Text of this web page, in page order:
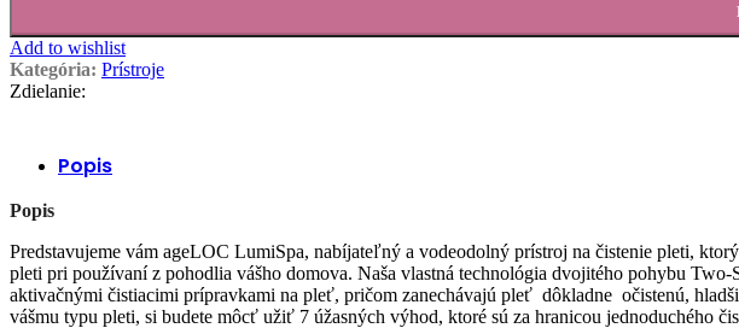
Add to wishlist
Kategória: Prístroje
Zdielanie:
Popis
Popis
Predstavujeme vám ageLOC LumiSpa, nabíjateľný a vodeodolný prístroj na čistenie pleti,
pleti pri používaní z pohodlia vášho domova. Naša vlastná technológia dvojitého pohybu
aktivačnými čistiacimi prípravkami na pleť, pričom zanechávajú pleť dôkladne očistenú,
vášmu typu pleti, si budete môcť užiť 7 úžasných výhod, ktoré sú za hranicou jednoduchého